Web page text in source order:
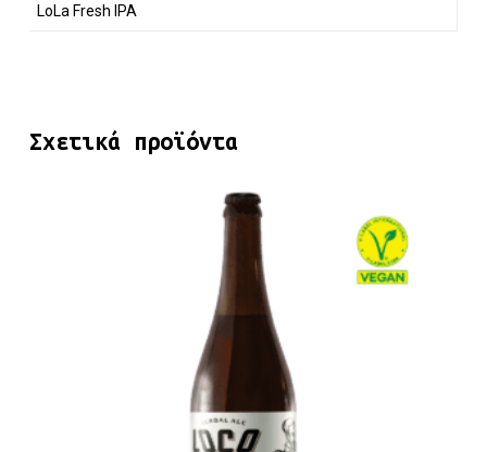
LoLa Fresh IPA
Σχετικά προϊόντα